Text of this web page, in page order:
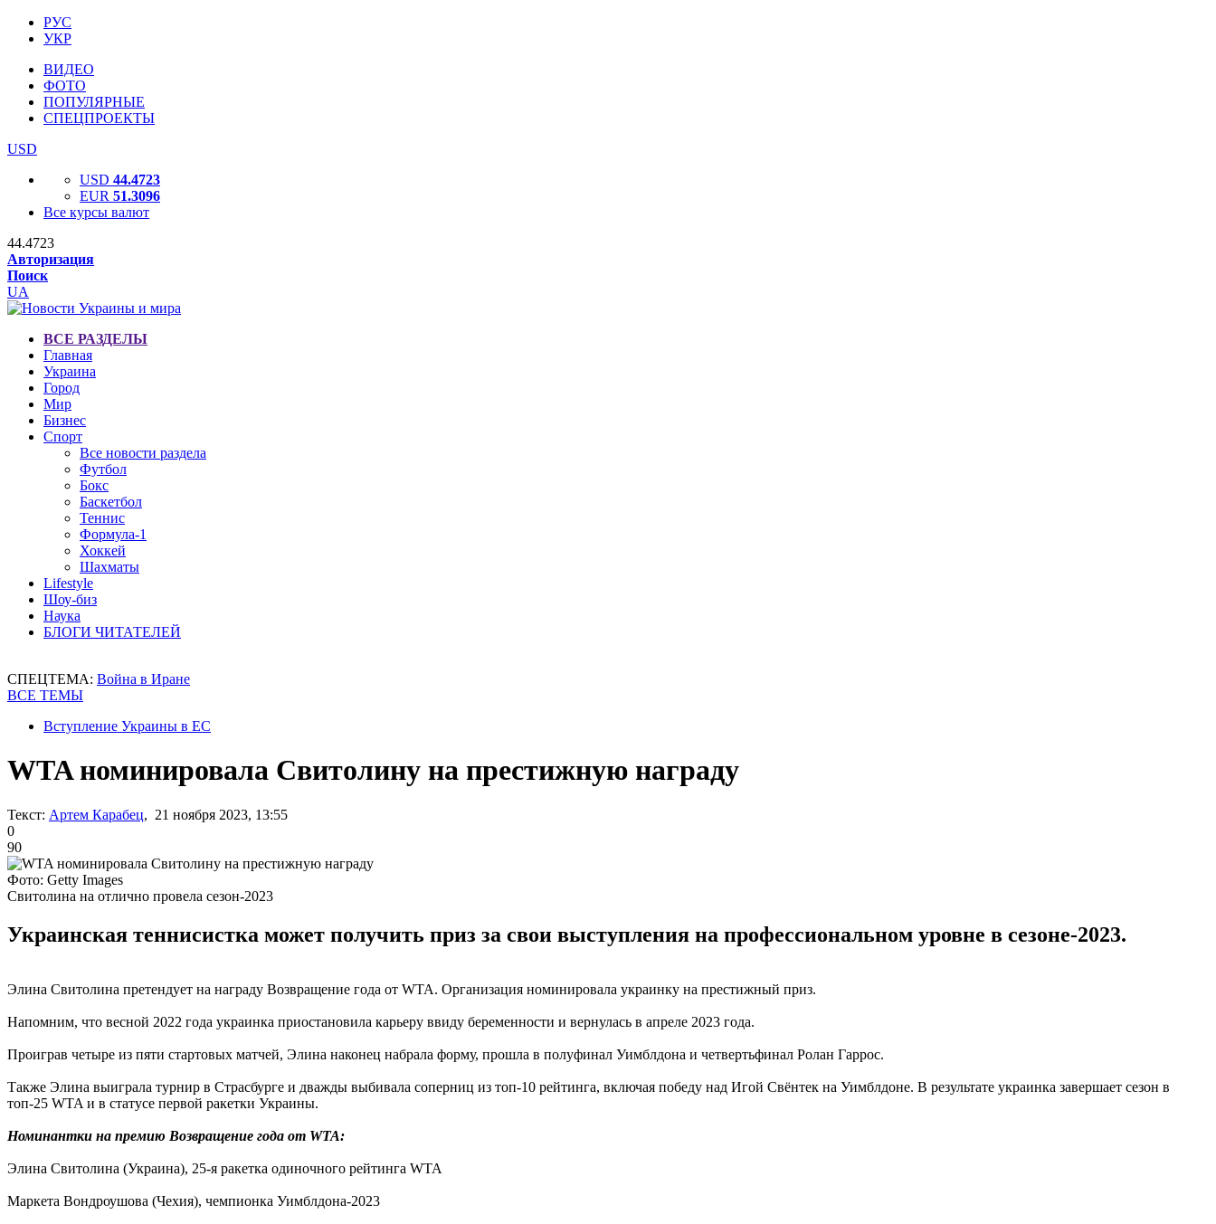
РУС
УКР
ВИДЕО
ФОТО
ПОПУЛЯРНЫЕ
СПЕЦПРОЕКТЫ
USD
USD 44.4723
EUR 51.3096
Все курсы валют
44.4723
Авторизация
Поиск
UA
ВСЕ РАЗДЕЛЫ
Главная
Украина
Город
Мир
Бизнес
Спорт
Все новости раздела
Футбол
Бокс
Баскетбол
Теннис
Формула-1
Хоккей
Шахматы
Lifestyle
Шоу-биз
Наука
БЛОГИ ЧИТАТЕЛЕЙ
СПЕЦТЕМА: Война в Иране
ВСЕ ТЕМЫ
Вступление Украины в ЕС
WTA номинировала Свитолину на престижную награду
Текст: Артем Карабец, 21 ноября 2023, 13:55
0
90
Фото: Getty Images
Свитолина на отлично провела сезон-2023
Украинская теннисистка может получить приз за свои выступления на профессиональном уровне в сезоне-2023.
Элина Свитолина претендует на награду Возвращение года от WTA. Организация номинировала украинку на престижный приз.
Напомним, что весной 2022 года украинка приостановила карьеру ввиду беременности и вернулась в апреле 2023 года.
Проиграв четыре из пяти стартовых матчей, Элина наконец набрала форму, прошла в полуфинал Уимблдона и четвертьфинал Ролан Гаррос.
Также Элина выиграла турнир в Страсбурге и дважды выбивала соперниц из топ-10 рейтинга, включая победу над Игой Свёнтек на Уимблдоне. В результате украинка завершает сезон в
топ-25 WTA и в статусе первой ракетки Украины.
Номинантки на премию Возвращение года от WTA:
Элина Свитолина (Украина), 25-я ракетка одиночного рейтинга WTA
Маркета Вондроушова (Чехия), чемпионка Уимблдона-2023